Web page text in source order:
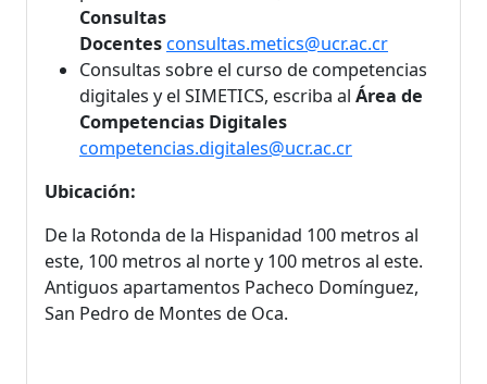
Consultas
Docentes consultas.metics@ucr.ac.cr
Consultas sobre el curso de competencias
digitales y el SIMETICS, escriba al Área de
Competencias Digitales
competencias.digitales@ucr.ac.cr
Ubicación:
De la Rotonda de la Hispanidad 100 metros al
este, 100 metros al norte y 100 metros al este.
Antiguos apartamentos Pacheco Domínguez,
San Pedro de Montes de Oca.